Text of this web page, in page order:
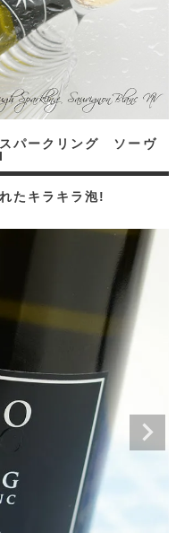
たキラキラ泡!
パークリング ソーヴ